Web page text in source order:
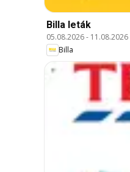
Billa leták
05.08.2026- 11.08.2026
Billa